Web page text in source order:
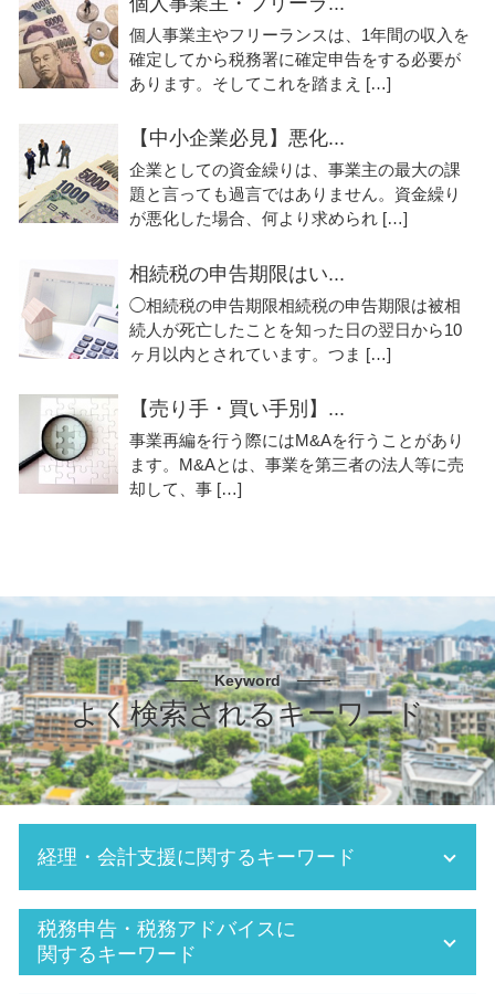
個人事業主やフリーランスは、1年間の収入を
確定してから税務署に確定申告をする必要が
あります。そしてこれを踏まえ […]
【中小企業必見】悪化...
企業としての資金繰りは、事業主の最大の課
題と言っても過言ではありません。資金繰り
が悪化した場合、何より求められ […]
相続税の申告期限はい...
◯相続税の申告期限相続税の申告期限は被相
続人が死亡したことを知った日の翌日から10
ヶ月以内とされています。つま […]
【売り手・買い手別】...
事業再編を行う際にはM&Aを行うことがあり
ます。M&Aとは、事業を第三者の法人等に売
却して、事 […]
Keyword
よく検索されるキーワード
経理・会計支援に関するキーワード
経理 大変
税務署 確定申告
源泉 所得税 計算
税務申告・税務アドバイスに
関するキーワード